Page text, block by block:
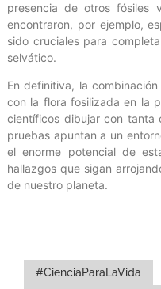
presencia de otros fósiles
encontraron, por ejemplo,
sido cruciales para
selvático.
En definitiva, la
con la flora fosilizada en la
científicos dibujar con tanta
pruebas apuntan a un
el enorme potencial de
hallazgos que sigan
de nuestro planeta.
#CienciaParaLaVida